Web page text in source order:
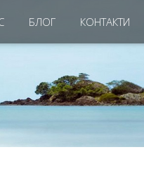
БЛОГ КОНТАКТИ